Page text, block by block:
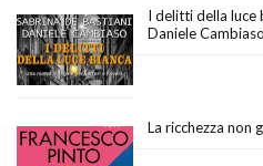
I delitti della luce
Daniele Cambiaso
La ricchezza non